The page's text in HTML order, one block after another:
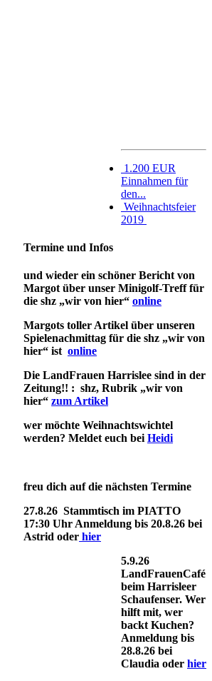
1.200 EUR
Einnahmen für
den...
Weihnachtsfeier
2019
Termine und Infos
und wieder ein schöner Bericht von
Margot über unser Minigolf-Treff für
die shz „wir von hier“ online
Margots toller Artikel über unseren
Spielenachmittag für die shz „wir von
hier“ ist online
Die LandFrauen Harrislee sind in der
Zeitung!! : shz, Rubrik „wir von
hier“ zum Artikel
wer möchte Weihnachtswichtel
werden? Meldet euch bei Heidi
freu dich auf die nächsten Termine
27.8.26 Stammtisch im PIATTO
17:30 Uhr Anmeldung bis 20.8.26 bei
Astrid oder hier
5.9.26
LandFrauenCafé
beim Harrisleer
Schaufenser. Wer
hilft mit, wer
backt Kuchen?
Anmeldung bis
28.8.26 bei
Claudia oder hier